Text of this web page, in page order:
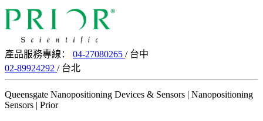
產品服務專線： 04-27080265 / 台中
02-89924292 / 台北
Queensgate Nanopositioning Devices & Sensors | Nanopositioning
Sensors | Prior